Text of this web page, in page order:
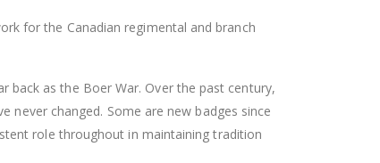
for the Canadian regimental and branch
back as the Boer War. Over the past century,
changed. Some are new badges since
role throughout in maintaining tradition